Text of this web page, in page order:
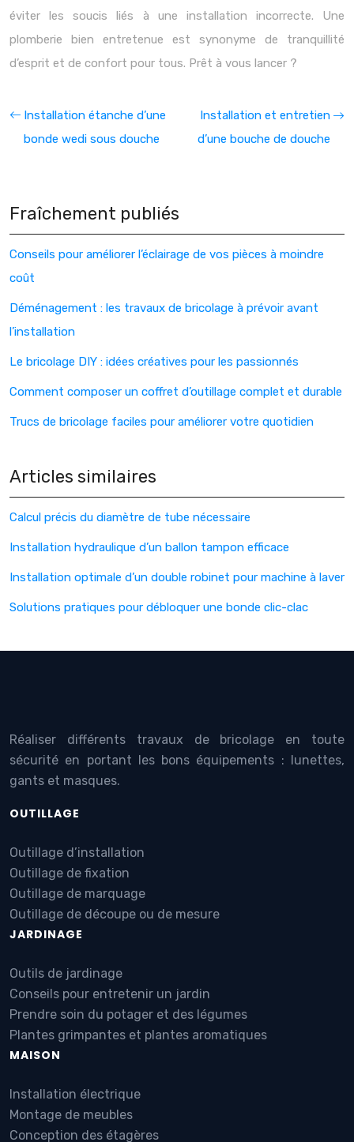
éviter les soucis liés à une installation incorrecte. Une
plomberie bien entretenue est synonyme de tranquillité
d’esprit et de confort pour tous. Prêt à vous lancer ?
Installation étanche d’une
bonde wedi sous douche
Installation et entretien
d’une bouche de douche
Fraîchement publiés
Conseils pour améliorer l’éclairage de vos pièces à moindre
coût
Déménagement : les travaux de bricolage à prévoir avant
l’installation
Le bricolage DIY : idées créatives pour les passionnés
Comment composer un coffret d’outillage complet et durable
Trucs de bricolage faciles pour améliorer votre quotidien
Articles similaires
Calcul précis du diamètre de tube nécessaire
Installation hydraulique d’un ballon tampon efficace
Installation optimale d’un double robinet pour machine à laver
Solutions pratiques pour débloquer une bonde clic-clac
Réaliser différents travaux de bricolage en toute
sécurité en portant les bons équipements : lunettes,
gants et masques.
OUTILLAGE
Outillage d’installation
Outillage de fixation
Outillage de marquage
Outillage de découpe ou de mesure
JARDINAGE
Outils de jardinage
Conseils pour entretenir un jardin
Prendre soin du potager et des légumes
Plantes grimpantes et plantes aromatiques
MAISON
Installation électrique
Montage de meubles
Conception des étagères